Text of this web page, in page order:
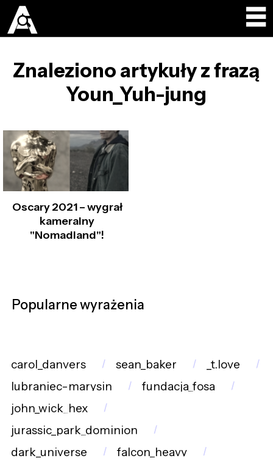
Znaleziono artykuły z frazą
Youn_Yuh-jung
Oscary 2021 – wygrał
kameralny
"Nomadland"!
Popularne wyrażenia
carol_danvers sean_baker
_t.love
lubraniec-marysin
fundacja_fosa
john_wick_hex
jurassic_park_dominion
dark_universe
falcon_heavy